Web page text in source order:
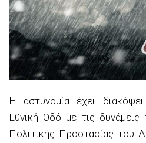
Η αστυνομία έχει
Εθνική Οδό με τις
Πολιτικής Προστασίας του